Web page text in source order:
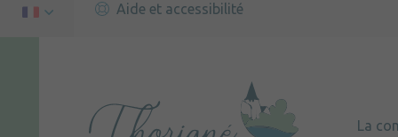
Aide et accessibilité
La